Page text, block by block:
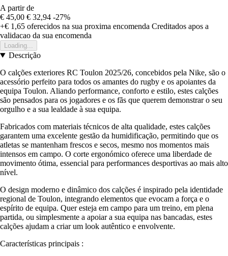
A partir de
€ 45,00 € 32,94 -27%
+€ 1,65 oferecidos na sua proxima encomenda Creditados apos a
validacao da sua encomenda
Loading...
Descrição
O calções exteriores RC Toulon 2025/26, concebidos pela Nike, são o
acessório perfeito para todos os amantes do rugby e os apoiantes da
equipa Toulon. Aliando performance, conforto e estilo, estes calções
são pensados para os jogadores e os fãs que querem demonstrar o seu
orgulho e a sua lealdade à sua equipa.
Fabricados com materiais técnicos de alta qualidade, estes calções
garantem uma excelente gestão da humidificação, permitindo que os
atletas se mantenham frescos e secos, mesmo nos momentos mais
intensos em campo. O corte ergonómico oferece uma liberdade de
movimento ótima, essencial para performances desportivas ao mais alto
nível.
O design moderno e dinâmico dos calções é inspirado pela identidade
regional de Toulon, integrando elementos que evocam a força e o
espírito de equipa. Quer esteja em campo para um treino, em plena
partida, ou simplesmente a apoiar a sua equipa nas bancadas, estes
calções ajudam a criar um look autêntico e envolvente.
Características principais :